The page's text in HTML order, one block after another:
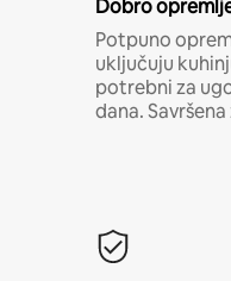
Dobro
Potpuno
uključuju
potrebni za
dana.